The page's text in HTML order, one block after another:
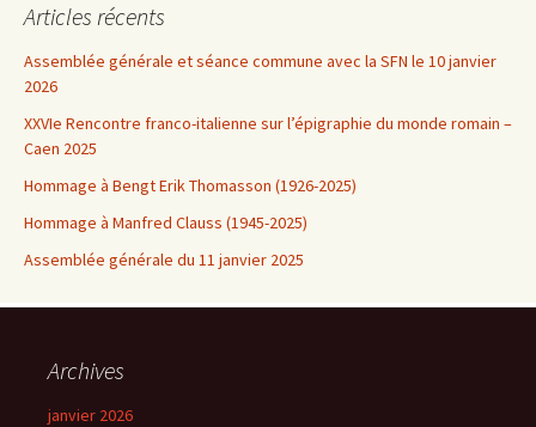
Articles récents
Assemblée générale et séance commune avec la SFN le 10 janvier
2026
XXVIe Rencontre franco-italienne sur l’épigraphie du monde romain –
Caen 2025
Hommage à Bengt Erik Thomasson (1926-2025)
Hommage à Manfred Clauss (1945-2025)
Assemblée générale du 11 janvier 2025
Archives
janvier 2026